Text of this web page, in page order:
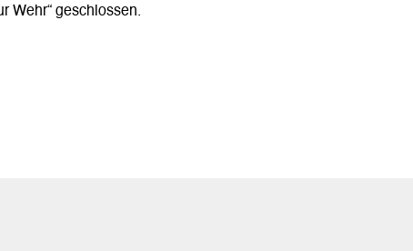
Wehr“ geschlossen.